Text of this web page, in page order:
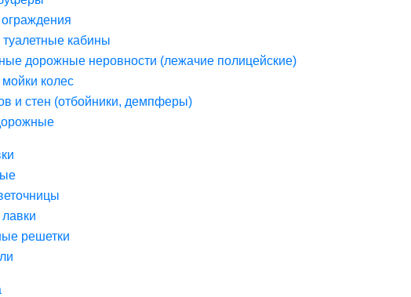
кабины
дорожные неровности (лежачие полицейские)
колес
и стен (отбойники, демпферы)
решетки